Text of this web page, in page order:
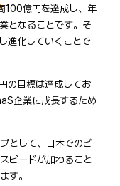
100億円を達成し、年
となることです。そ
進化していくことで
の目標は達成してお
企業に成長するため
として、日本でのビ
ピードが加わること
す。